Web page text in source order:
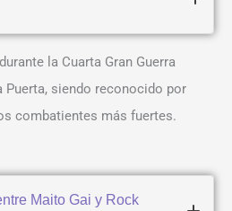
la Cuarta Gran Guerra
Puerta, siendo reconocido por
combatientes más fuertes.
Maito Gai y Rock